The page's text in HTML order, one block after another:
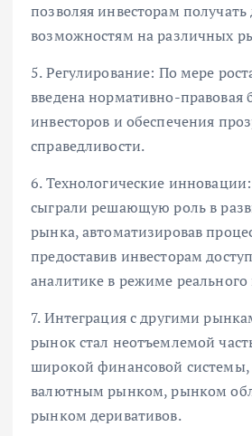
позволяя инвесторам получать
возможностям на различных
5. Регулирование: По мере
введена нормативно-правовая
инвесторов и обеспечения
справедливости.
6. Технологические
сыграли решающую роль в
рынка, автоматизировав
предоставив инвесторам
аналитике в режиме
7. Интеграция с другими
рынок стал неотъемлемой
широкой финансовой системы,
валютным рынком, рынком
рынком деривативов.